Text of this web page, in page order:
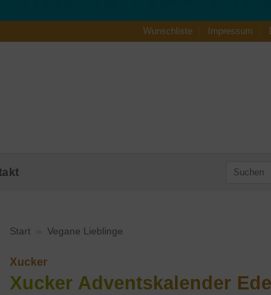
Wunschliste Impressum
Suche
Start Vegane Lieblinge
Xucker
Xucker Adventskalender